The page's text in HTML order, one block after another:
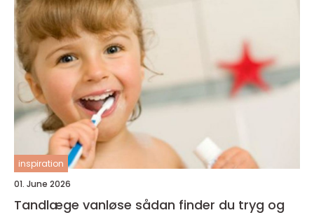
inspiration
01. June 2026
Tandlæge vanløse sådan finder du tryg og